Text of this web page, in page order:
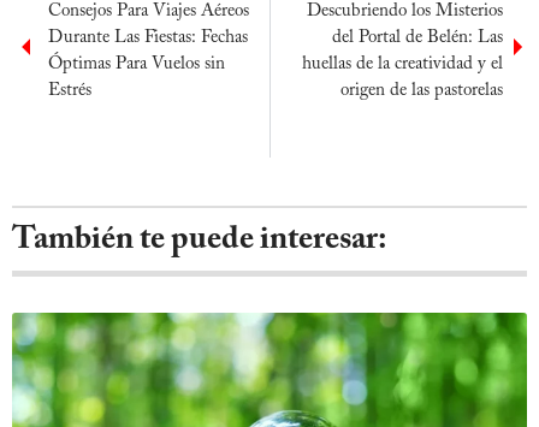
Consejos Para Viajes Aéreos
Durante Las Fiestas: Fechas
Óptimas Para Vuelos sin
Estrés
Descubriendo los Misterios
del Portal de Belén: Las
huellas de la creatividad y el
origen de las pastorelas
También te puede interesar: